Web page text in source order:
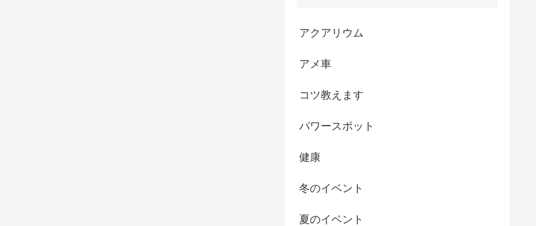
アクアリウム
アメ車
コツ教えます
パワースポット
健康
冬のイベント
夏のイベント